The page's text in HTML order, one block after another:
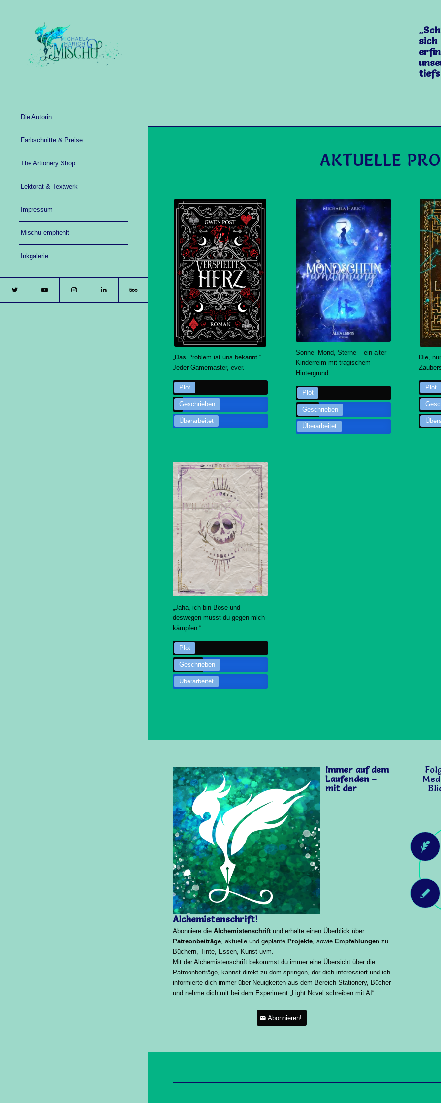
Die Autorin
Farbschnitte & Preise
The Artionery Shop
Lektorat & Textwerk
Impressum
Mischu empfiehlt
Inkgalerie
sich
AKTUELLE
„Das Problem ist uns bekannt.“
Jeder Gamemaster, ever.
Plot
Geschrieben
Überarbeitet
Sonne, Mond, Sterne – ein alter
Kinderreim mit tragischem
Hintergrund.
Plot
Geschrieben
Überarbeitet
Die,
Plot
„Jaha, ich bin Böse und
deswegen musst du gegen mich
kämpfen.“
Plot
Geschrieben
Überarbeitet
Immer auf dem
Laufenden –
mit der
Alchemistenschrift!
Abonniere die Alchemistenschrift und erhalte einen Überblick über
Patreonbeiträge , aktuelle und geplante Projekte , sowie Empfehlungen zu
Büchern, Tinte, Essen, Kunst uvm
Mit der Alchemistenschrift bekommst du immer eine Übersicht über die
Patreonbeiträge, kannst direkt zu dem springen, der dich interessiert und ich
informierte dich immer über Neuigkeiten aus dem Bereich Stationery, Bücher
und nehme dich mit bei dem Experiment „Light Novel schreiben mit AI“.
Abonnieren!